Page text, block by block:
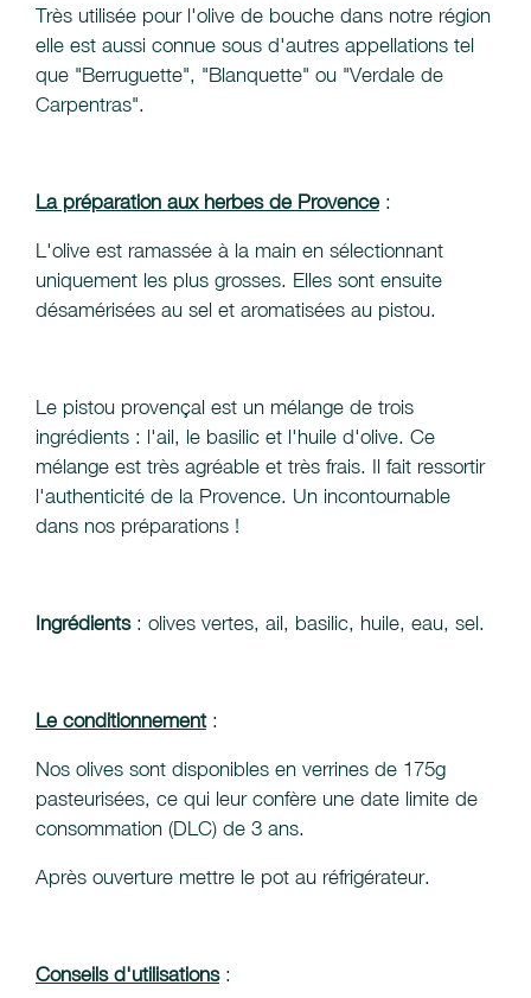
Très utilisée pour l'olive de bouche dans notre région
elle est aussi connue sous d'autres appellations tel
que "Berruguette", "Blanquette" ou "Verdale de
Carpentras".
La préparation aux herbes de Provence :
L'olive est ramassée à la main en sélectionnant
uniquement les plus grosses. Elles sont ensuite
désamérisées au sel et aromatisées au pistou.
Le pistou provençal est un mélange de trois
ingrédients : l'ail, le basilic et l'huile d'olive. Ce
mélange est très agréable et très frais. Il fait ressortir
l'authenticité de la Provence. Un incontournable
dans nos préparations !
Ingrédients: olives vertes, ail, basilic, huile, eau, sel.
Le conditionnement:
Nos olives sont disponibles en verrines de 175g
pasteurisées, ce qui leur confère une date limite de
consommation (DLC) de 3 ans.
Après ouverture mettre le pot au réfrigérateur.
Conseils d'utilisations: